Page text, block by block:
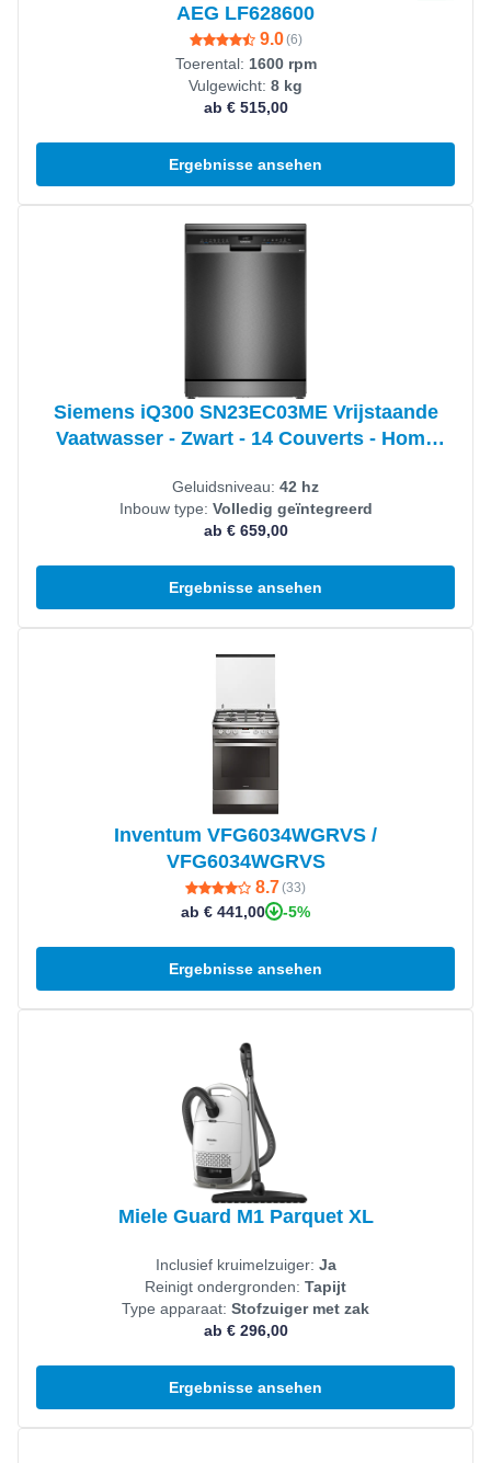
AEG LF628600
9.0(6)
Toerental: 1600 rpm
Vulgewicht: 8 kg
ab € 515,00
Ergebnisse ansehen
Siemens iQ300 SN23EC03ME Vrijstaande
Vaatwasser - Zwart - 14 Couverts - Home
Geluidsniveau: 42 hz
Inbouw type: Volledig geïntegreerd
ab € 659,00
Ergebnisse ansehen
Inventum VFG6034WGRVS /
VFG6034WGRVS
8.7(33)
ab € 441,00 -5%
Ergebnisse ansehen
Miele Guard M1 Parquet XL
Inclusief kruimelzuiger: Ja
Reinigt ondergronden: Tapijt
Type apparaat: Stofzuiger met zak
ab € 296,00
Ergebnisse ansehen